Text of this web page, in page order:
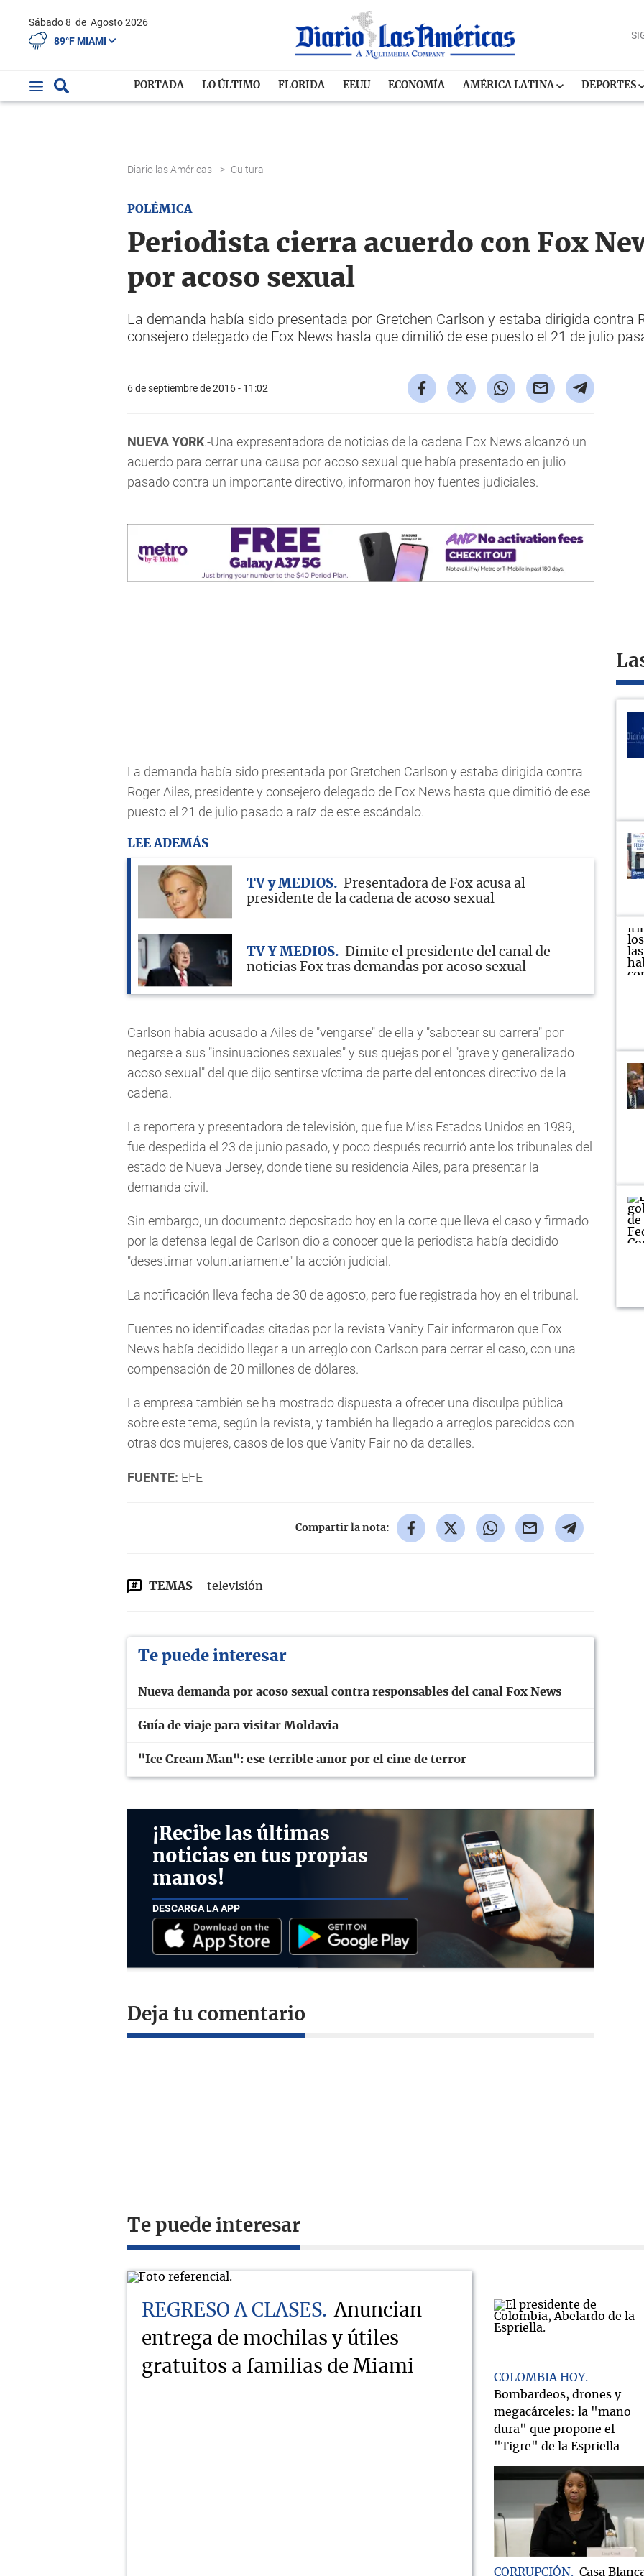
Sábado 8 de Agosto 2026
89°F MIAMI
PORTADA LO ÚLTIMO FLORIDA EEUU ECONOMÍA AMÉRICA LATINA DEPORTES
Diario las Américas > Cultura
POLÉMICA
Periodista cierra acuerdo con Fox
por acoso sexual
La demanda había sido presentada por Gretchen Carlson y estaba dirigida contra
consejero delegado de Fox News hasta que dimitió de ese puesto el 21 de julio
6 de septiembre de 2016 - 11:02
NUEVA YORK.-Una expresentadora de noticias de la cadena Fox News alcanzó un
acuerdo para cerrar una causa por acoso sexual que había presentado en julio
pasado contra un importante directivo, informaron hoy fuentes judiciales.
La demanda había sido presentada por Gretchen Carlson y estaba dirigida contra
Roger Ailes, presidente y consejero delegado de Fox News hasta que dimitió de ese
puesto el 21 de julio pasado a raíz de este escándalo.
LEE ADEMÁS
TV y MEDIOS
Presentadora de Fox acusa al
presidente de la cadena de acoso sexual
TV Y MEDIOS
Dimite el presidente del canal de
noticias Fox tras demandas por acoso sexual
Carlson había acusado a Ailes de "vengarse" de ella y "sabotear su carrera" por
negarse a sus "insinuaciones sexuales" y sus quejas por el "grave y generalizado
acoso sexual" del que dijo sentirse víctima de parte del entonces directivo de la
cadena.
La reportera y presentadora de televisión, que fue Miss Estados Unidos en 1989,
fue despedida el 23 de junio pasado, y poco después recurrió ante los tribunales del
estado de Nueva Jersey, donde tiene su residencia Ailes, para presentar la
demanda civil.
Sin embargo, un documento depositado hoy en la corte que lleva el caso y firmado
por la defensa legal de Carlson dio a conocer que la periodista había decidido
"desestimar voluntariamente" la acción judicial.
La notificación lleva fecha de 30 de agosto, pero fue registrada hoy en el tribunal.
Fuentes no identificadas citadas por la revista Vanity Fair informaron que Fox
News había decidido llegar a un arreglo con Carlson para cerrar el caso, con una
compensación de 20 millones de dólares.
La empresa también se ha mostrado dispuesta a ofrecer una disculpa pública
sobre este tema, según la revista, y también ha llegado a arreglos parecidos con
otras dos mujeres, casos de los que Vanity Fair no da detalles.
FUENTE: EFE
Compartir la nota:
TEMAS televisión
Te puede interesar
Nueva demanda por acoso sexual contra responsables del canal Fox News
Guía de viaje para visitar Moldavia
"Ice Cream Man": ese terrible amor por el cine de terror
¡Recibe las últimas
noticias en tus propias
manos!
DESCARGA LA APP
Deja tu comentario
Te puede interesar
REGRESO A CLASES
Anuncian
entrega de mochilas y útiles
gratuitos a familias de Miami
COLOMBIA HOY
Bombardeos, drones y
megacárceles: la "mano
dura" que propone el
"Tigre" de la Espriella
CORRUPCIÓN Casa